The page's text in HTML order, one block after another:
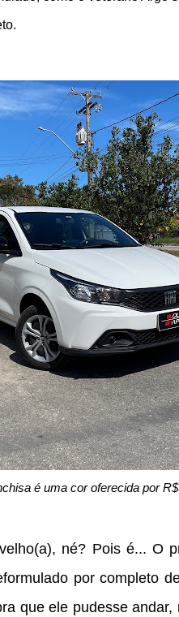
é uma cor oferecida por
né? Pois é... O
por completo
que ele pudesse